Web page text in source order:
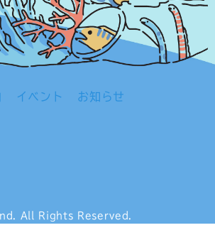
イベント お知らせ
All Rights Reserved.